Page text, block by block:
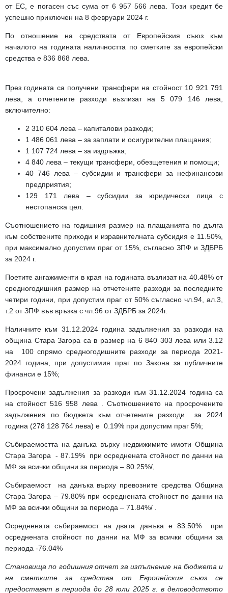
от ЕС, е погасен със сума от 6 957 566 лева. Този кредит бе
успешно приключен на 8 февруари 2024 г.
По отношение на средствата от Европейския съюз към
началото на годината наличността по сметките за европейски
средства е 836 868 лева.
През годината са получени трансфери на стойност 10 921 791
лева, а отчетените разходи възлизат на 5 079 146 лева,
включително:
2 310 604 лева – капиталови разходи;
1 486 061 лева – за заплати и осигурителни плащания;
1 107 724 лева – за издръжка;
4 840 лева – текущи трансфери, обезщетения и помощи;
40 746 лева – субсидии и трансфери за нефинансови
предприятия;
129 171 лева – субсидии за юридически лица с
нестопанска цел.
Съотношението на годишния размер на плащанията по дълга
към собствените приходи и изравнителната субсидия е 11.50%,
при максимално допустим праг от 15%, съгласно ЗПФ и ЗДБРБ
за 2024 г.
Поетите ангажименти в края на годината възлизат на 40.48% от
средногодишния размер на отчетените разходи за последните
четири години, при допустим праг от 50% съгласно чл.94, ал.3,
т.2 от ЗПФ във връзка с чл.96 от ЗДБРБ за 2024г.
Наличните към 31.12.2024 година задължения за разходи на
община Стара Загора са в размер на 6 840 303 лева или 3.12
на 100 спрямо средногодишните разходи за периода 2021-
2024 година, при допустимия праг по Закона за публичните
финанси е 15%;
Просрочени задължения за разходи към 31.12.2024 година са
на стойност 516 958 лева . Съотношението на просрочените
задължения по бюджета към отчетените разходи за 2024
година (278 128 764 лева) е 0.19% при допустим праг 5%;
Събираемостта на данъка върху недвижимите имоти Община
Стара Загора - 87.19% при осреднената стойност по данни на
МФ за всички общини за периода – 80.25%/,
Събираемост на данъка върху превозните средства Община
Стара Загора – 79.80% при осреднената стойност по данни на
МФ за всички общини за периода – 71.84%/ .
Осреднената събираемост на двата данъка е 83.50% при
осреднената стойност по данни на МФ за всички общини за
периода -76.04%
Становища по годишния отчет за изпълнение на бюджета и
на сметките за средства от Европейския съюз се
предоставят в периода до 28 юли 2025 г. в деловодството